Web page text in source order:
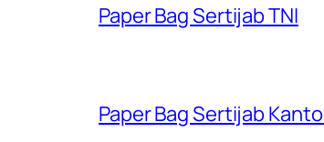
Paper Bag Sertijab TNI
Paper Bag Sertijab